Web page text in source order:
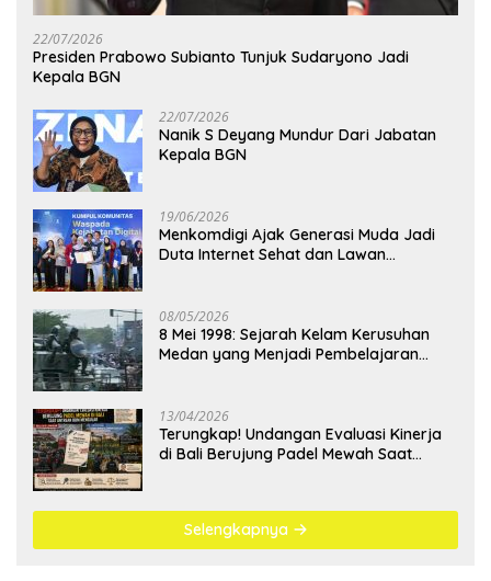
22/07/2026
Presiden Prabowo Subianto Tunjuk Sudaryono Jadi
Kepala BGN
22/07/2026
Nanik S Deyang Mundur Dari Jabatan
Kepala BGN
19/06/2026
Menkomdigi Ajak Generasi Muda Jadi
Duta Internet Sehat dan Lawan
08/05/2026
8 Mei 1998: Sejarah Kelam Kerusuhan
Medan yang Menjadi Pembelajaran
13/04/2026
Terungkap! Undangan Evaluasi Kinerja
di Bali Berujung Padel Mewah Saat
Selengkapnya